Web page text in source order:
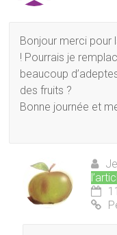
Bonjour merci pour
! Pourrais je
beaucoup
des fruits ?
Bonne journée et